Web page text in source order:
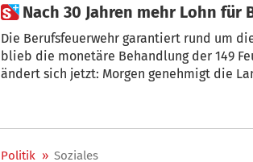
 Nach 30 Jahren
Die Berufsfeuerwehr garantiert rund um
blieb die monetäre Behandlung der 149
ändert sich jetzt: Morgen genehmigt die
so Landesrätin Magdalena Amhof.
Politik » Soziales